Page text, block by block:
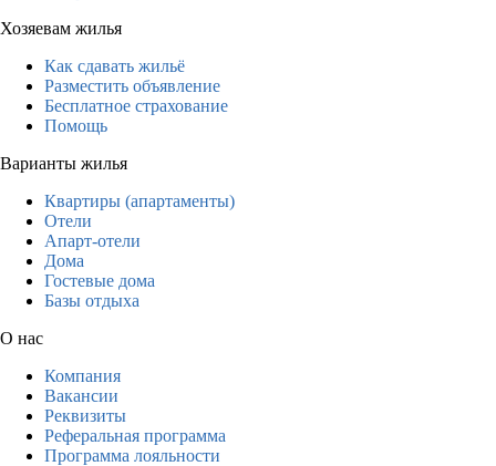
Хозяевам жилья
Как сдавать жильё
Разместить объявление
Бесплатное страхование
Помощь
Варианты жилья
Квартиры (апартаменты)
Отели
Апарт-отели
Дома
Гостевые дома
Базы отдыха
О нас
Компания
Вакансии
Реквизиты
Реферальная программа
Программа лояльности